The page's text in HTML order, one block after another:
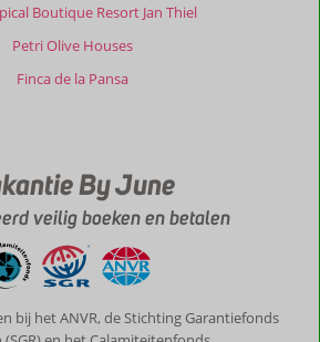
Boutique Resort Jan Thiel
Petri Olive Houses
Finca de la Pansa
By June
veilig boeken en betalen
bij het ANVR, de Stichting Garantiefonds